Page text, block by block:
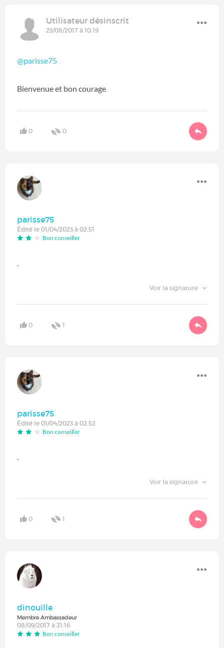
Utilisateur désinscrit
23/08/2017 à 10:19
@parisse75
Bienvenue et bon courage
0 0
parisse75
Édité le 01/04/2023 à 02:51
Bon conseiller
.
Voir la signature
0 1
parisse75
Édité le 01/04/2023 à 02:52
Bon conseiller
.
Voir la signature
0 1
dinouille
Membre Ambassadeur
08/09/2017 à 21:16
Bon conseiller